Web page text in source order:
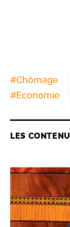
#Chômage
#Economie
LES